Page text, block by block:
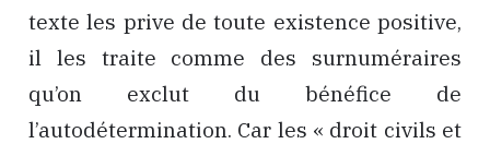
texte les prive de toute existence positive,
il les traite comme des surnuméraires
qu’on exclut du bénéfice de
l’autodétermination. Car les « droit civils et